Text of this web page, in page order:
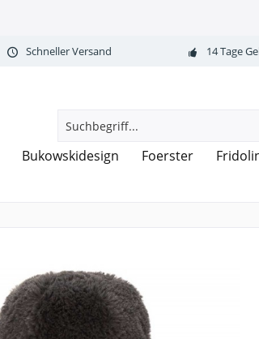
Schneller Versand 14 Tage
Bukowskidesign Foerster